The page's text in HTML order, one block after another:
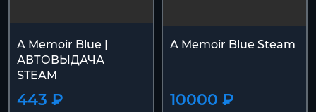
A Memoir Blue |
АВТОВЫДАЧА
STEAM
443 ₽
A Memoir Blue Steam
10000 ₽